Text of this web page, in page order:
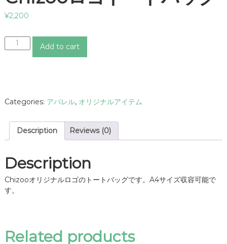
¥2,200
h
ロ
バ
ッ
グ
q
t
Add to cart
Categories: アパレル, オリジナルアイテム
Description Reviews (0)
Description
Chizooオリジナルロゴのトートバッグです。A4サイズ収容可能で
す。
Related products